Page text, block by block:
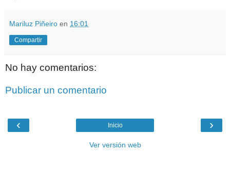
Mariluz Piñeiro en 16:01
Compartir
No hay comentarios:
Publicar un comentario
‹ ›
Inicio
Ver versión web